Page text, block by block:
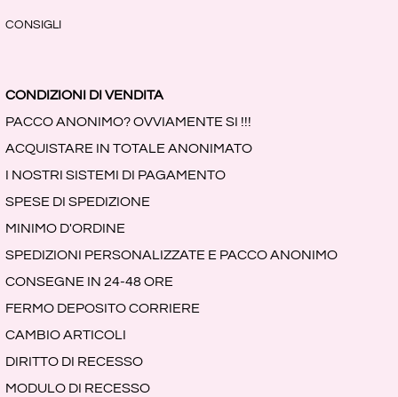
CONSIGLI
CONDIZIONI DI VENDITA
PACCO ANONIMO? OVVIAMENTE SI !!!
ACQUISTARE IN TOTALE ANONIMATO
I NOSTRI SISTEMI DI PAGAMENTO
SPESE DI SPEDIZIONE
MINIMO D'ORDINE
SPEDIZIONI PERSONALIZZATE E PACCO ANONIMO
CONSEGNE IN 24-48 ORE
FERMO DEPOSITO CORRIERE
CAMBIO ARTICOLI
DIRITTO DI RECESSO
MODULO DI RECESSO